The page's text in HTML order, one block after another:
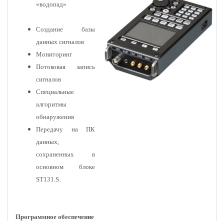
«водопад»
Создание базы
данных сигналов
Мониторинг
Потоковая запись
сигналов
Специальные
алгоритмы
обнаружения
Передачу на ПК
данных,
сохраненных в
основном блоке
ST131.S.
Программное обеспечение